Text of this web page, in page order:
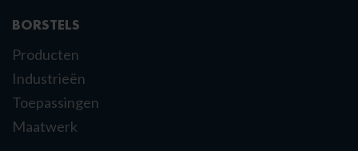
BORSTELS
Producten
Industrieën
Toepassingen
Maatwerk